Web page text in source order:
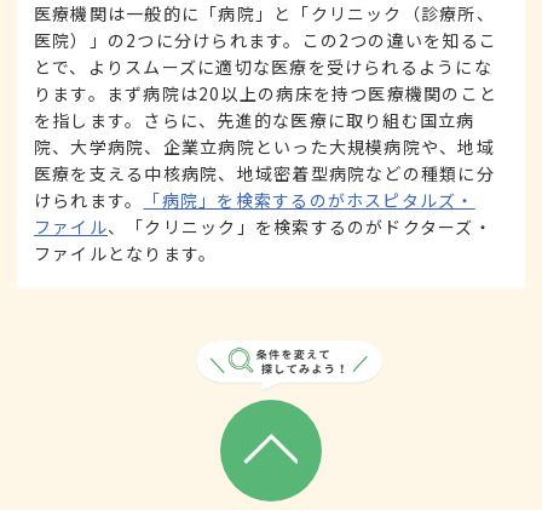
医療機関は一般的に「病院」と「クリニック（診療所、
医院）」の2つに分けられます。この2つの違いを知るこ
とで、よりスムーズに適切な医療を受けられるようにな
ります。まず病院は20以上の病床を持つ医療機関のこと
を指します。さらに、先進的な医療に取り組む国立病
院、大学病院、企業立病院といった大規模病院や、地域
医療を支える中核病院、地域密着型病院などの種類に分
けられます。
「病院」を検索するのがホスピタルズ・
ファイル、「クリニック」を検索するのがドクターズ・
ファイルとなります。